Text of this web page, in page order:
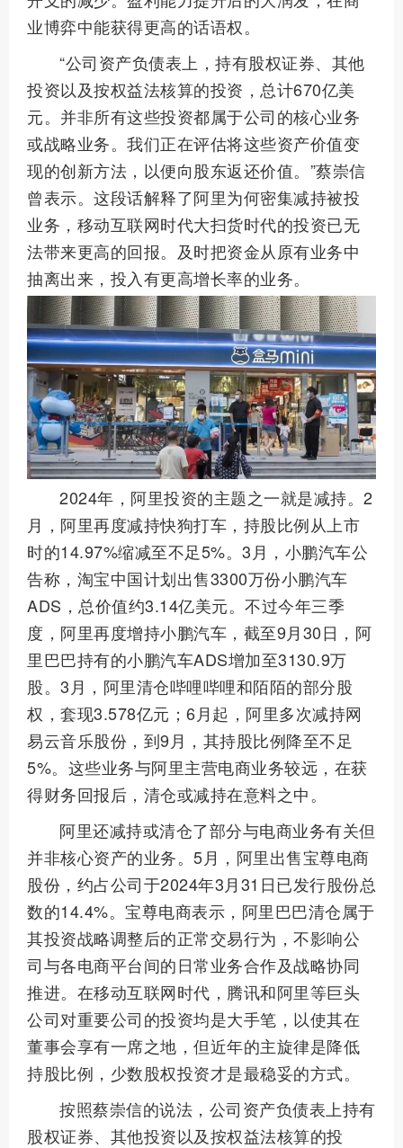
业博弈中能获得更高的话语权。
“公司资产负债表上，持有股权证券、其他
投资以及按权益法核算的投资，总计670亿美
元。并非所有这些投资都属于公司的核心业务
或战略业务。我们正在评估将这些资产价值变
现的创新方法，以便向股东返还价值。”蔡崇信
曾表示。这段话解释了阿里为何密集减持被投
业务，移动互联网时代大扫货时代的投资已无
法带来更高的回报。及时把资金从原有业务中
抽离出来，投入有更高增长率的业务。
2024年，阿里投资的主题之一就是减持。2
月，阿里再度减持快狗打车，持股比例从上市
时的14.97%缩减至不足5%。3月，小鹏汽车公
告称，淘宝中国计划出售3300万份小鹏汽车
ADS，总价值约3.14亿美元。不过今年三季
度，阿里再度增持小鹏汽车，截至9月30日，阿
里巴巴持有的小鹏汽车ADS增加至3130.9万
股。3月，阿里清仓哔哩哔哩和陌陌的部分股
权，套现3.578亿元；6月起，阿里多次减持网
易云音乐股份，到9月，其持股比例降至不足
5%。这些业务与阿里主营电商业务较远，在获
得财务回报后，清仓或减持在意料之中。
阿里还减持或清仓了部分与电商业务有关但
并非核心资产的业务。5月，阿里出售宝尊电商
股份，约占公司于2024年3月31日已发行股份总
数的14.4%。宝尊电商表示，阿里巴巴清仓属于
其投资战略调整后的正常交易行为，不影响公
司与各电商平台间的日常业务合作及战略协同
推进。在移动互联网时代，腾讯和阿里等巨头
公司对重要公司的投资均是大手笔，以使其在
董事会享有一席之地，但近年的主旋律是降低
持股比例，少数股权投资才是最稳妥的方式。
按照蔡崇信的说法，公司资产负债表上持有
股权证券、其他投资以及按权益法核算的投